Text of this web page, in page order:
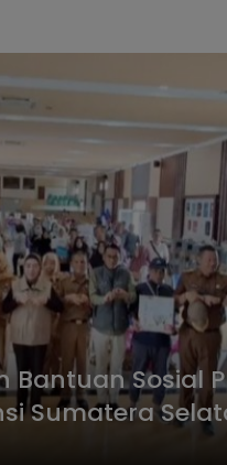
Sosial
Sumatera